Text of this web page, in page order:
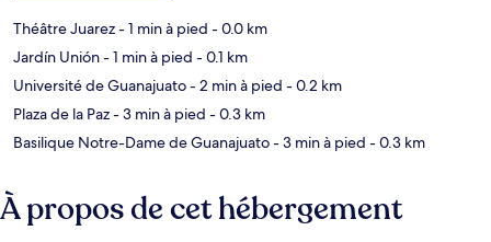
Théâtre Juarez- 1 min à pied - 0.0 km
Jardín Unión- 1 min à pied - 0.1 km
Université de Guanajuato- 2 min à pied - 0.2 km
Plaza de la Paz- 3 min à pied - 0.3 km
Basilique Notre-Dame de Guanajuato- 3 min à pied - 0.3 km
À propos de cet hébergement